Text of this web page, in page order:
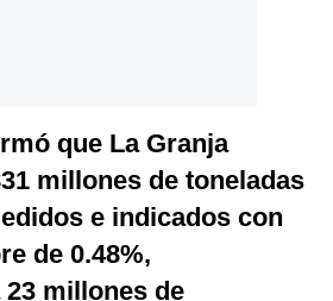
que La Granja
millones de toneladas
e indicados con
de 0.48%,
millones de